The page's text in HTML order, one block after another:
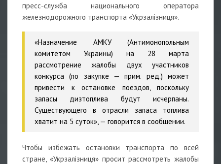
пресс-служба национального оператора
железнодорожного транспорта «Укрзалізниця».
«Назначение АМКУ (Антимонопольным
комитетом Украины) на 28 марта
рассмотрение жалобы двух участников
конкурса (по закупке — прим. ред.) может
привести к остановке поездов, поскольку
запасы дизтоплива будут исчерпаны.
Существующего в отрасли запаса топлива
хватит на 5 суток», — говорится в сообщении.
Чтобы избежать остановки транспорта по всей
стране, «Укрзалізниця» просит рассмотреть жалобы